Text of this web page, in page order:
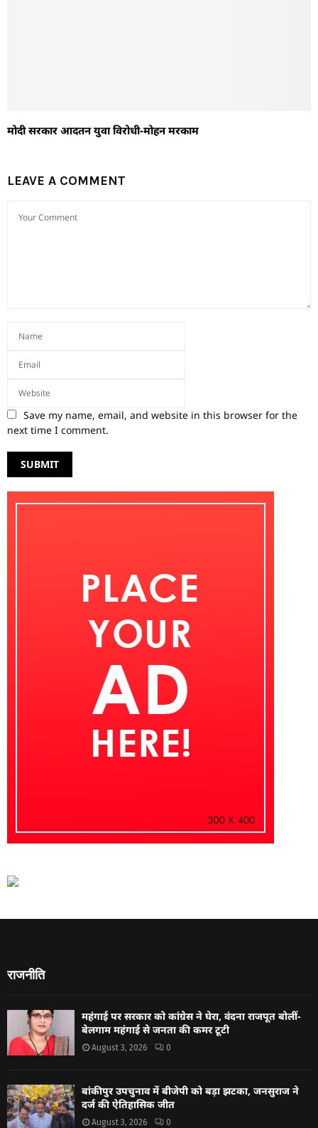
मोदी सरकार आदतन युवा विरोधी-मोहन मरकाम
LEAVE A COMMENT
Save my name, email, and website in this browser for the
next time I comment.
राजनीति
महंगाई पर सरकार को कांग्रेस ने घेरा, वंदना राजपूत बोलीं-
बेलगाम महंगाई से जनता की कमर टूटी
August 3, 2026 0
बांकीपुर उपचुनाव में बीजेपी को बड़ा झटका, जनसुराज ने
दर्ज की ऐतिहासिक जीत
August 3, 2026 0